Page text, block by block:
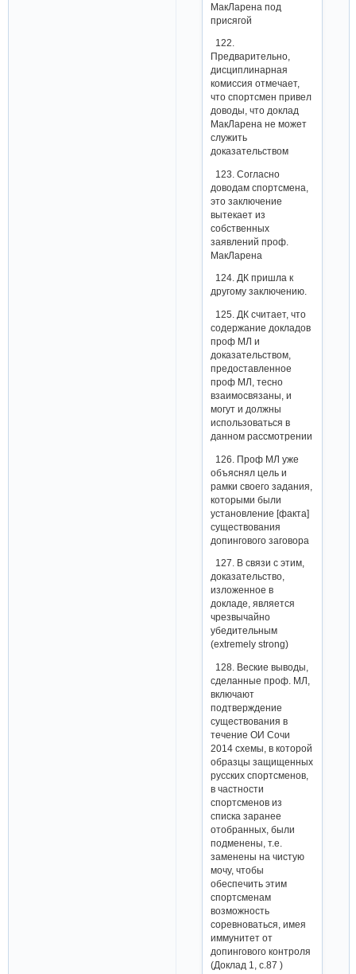
МакЛарена под
присягой
122.
Предварительно,
дисциплинарная
комиссия отмечает,
что спортсмен привел
доводы, что доклад
МакЛарена не может
служить
доказательством
123. Согласно
доводам спортсмена,
это заключение
вытекает из
собственных
заявлений проф.
МакЛарена
124. ДК пришла к
другому заключению.
125. ДК считает, что
содержание докладов
проф МЛ и
доказательством,
предоставленное
проф МЛ, тесно
взаимосвязаны, и
могут и должны
использоваться в
данном рассмотрении
126. Проф МЛ уже
объяснял цель и
рамки своего задания,
которыми были
установление [факта]
существования
допингового заговора
127. В связи с этим,
доказательство,
изложенное в
докладе, является
чрезвычайно
убедительным
(extremely strong)
128. Веские выводы,
сделанные проф. МЛ,
включают
подтверждение
существования в
течение ОИ Сочи
2014 схемы, в которой
образцы защищенных
русских спортсменов,
в частности
спортсменов из
списка заранее
отобранных, были
подменены, т.е.
заменены на чистую
мочу, чтобы
обеспечить этим
спортсменам
возможность
соревноваться, имея
иммунитет от
допингового контроля
(Доклад 1, с.87 )